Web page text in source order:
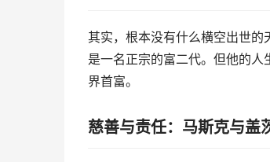
其实，根本没有什么横空出世的
是一名正宗的富二代。但他的
界首富。
慈善与责任：马斯克与盖